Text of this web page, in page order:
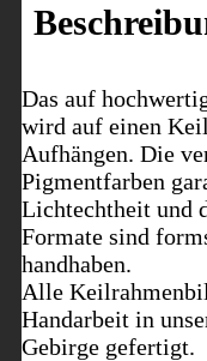
Das auf
wird auf einen
Aufhängen. Die
Pigmentfarben
Lichtechtheit und
Formate sind
handhaben.
Alle
Handarbeit in
Gebirge gefertigt.